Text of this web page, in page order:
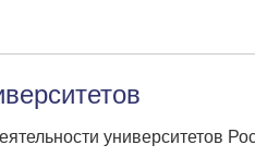
университетов